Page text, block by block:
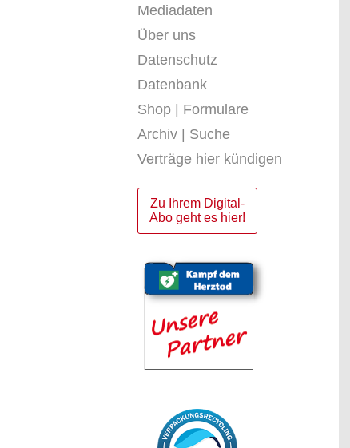
Mediadaten
Über uns
Datenschutz
Datenbank
Shop | Formulare
Archiv | Suche
Verträge hier kündigen
Zu Ihrem Digital-
Abo geht es hier!